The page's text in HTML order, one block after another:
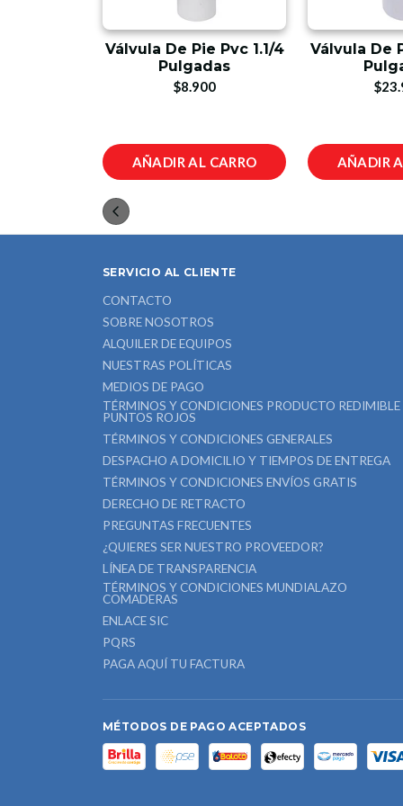
Válvula De Pie Pvc 1.1/4
Pulgadas
$8.900
AÑADIR AL CARRO
Válvula De
AÑADIR
SERVICIO AL CLIENTE
CONTACTO
SOBRE NOSOTROS
ALQUILER DE EQUIPOS
NUESTRAS POLÍTICAS
MEDIOS DE PAGO
TÉRMINOS Y CONDICIONES PRODUCTO REDIMIBLE
PUNTOS ROJOS
TÉRMINOS Y CONDICIONES GENERALES
DESPACHO A DOMICILIO Y TIEMPOS DE ENTREGA
TÉRMINOS Y CONDICIONES ENVÍOS GRATIS
DERECHO DE RETRACTO
PREGUNTAS FRECUENTES
¿QUIERES SER NUESTRO PROVEEDOR?
LÍNEA DE TRANSPARENCIA
TÉRMINOS Y CONDICIONES MUNDIALAZO
COMADERAS
ENLACE SIC
PQRS
PAGA AQUÍ TU FACTURA
MÉTODOS DE PAGO ACEPTADOS